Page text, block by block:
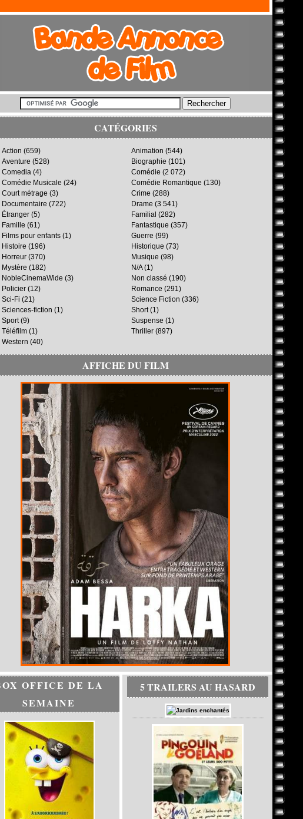
CATÉGORIES
Action (659) Animation (544)
Aventure (528) Biographie (101)
Comedia (4) Comédie (2 072)
Comédie Musicale (24) Comédie Romantique (130)
Court métrage (3) Crime (288)
Documentaire (722) Drame (3 541)
Étranger (5) Familial (282)
Famille (61) Fantastique (357)
Films pour enfants (1) Guerre (99)
Histoire (196) Historique (73)
Horreur (370) Musique (98)
Mystère (182) N/A(1)
NobleCinemaWide (3) Non classé (190)
Policier (12) Romance (291)
Sci-Fi (21) Science Fiction (336)
Sciences-fiction (1) Short(1)
Sport(9) Suspense (1)
Téléfilm (1) Thriller (897)
Western (40)
AFFICHE DU FILM
OFFICE DE LA
SEMAINE
5 TRAILERS AU HASARD